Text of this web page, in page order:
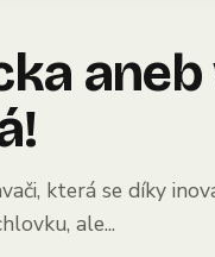
která se díky
ale...